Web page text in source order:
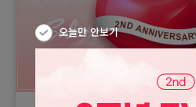
오늘만 안보기